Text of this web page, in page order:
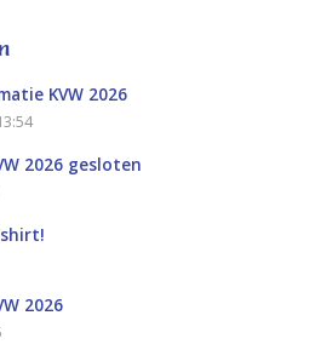
KVW 2026
2026 gesloten
shirt!
2026